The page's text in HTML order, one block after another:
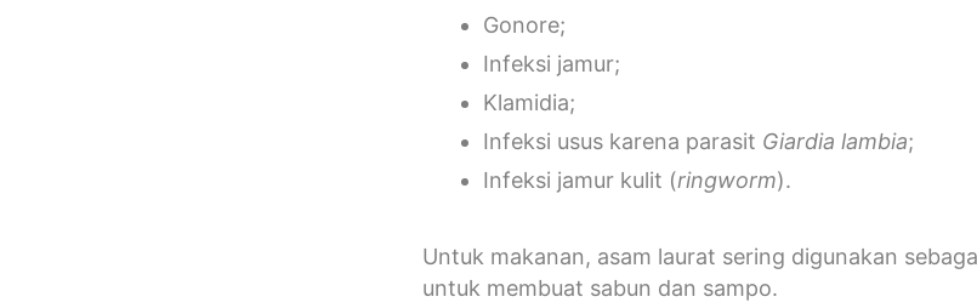
Gonore;
Infeksi jamur;
Klamidia;
Infeksi usus karena parasit Giardia lambia;
Infeksi jamur kulit (ringworm).
Untuk makanan, asam laurat sering digunakan
untuk membuat sabun dan sampo.